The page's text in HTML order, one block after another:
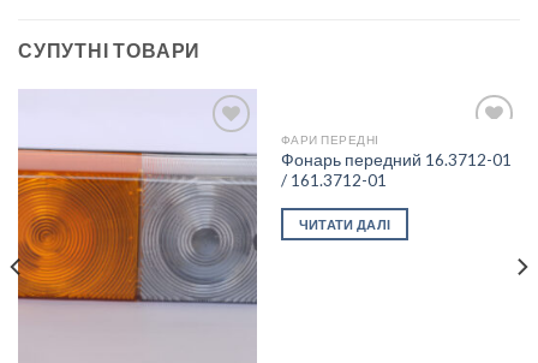
СУПУТНІ ТОВАРИ
Add to
wishlist
ФАРИ ПЕРЕДНІ
Фонарь передний 16.3712-01
/ 161.3712-01
ЧИТАТИ ДАЛІ